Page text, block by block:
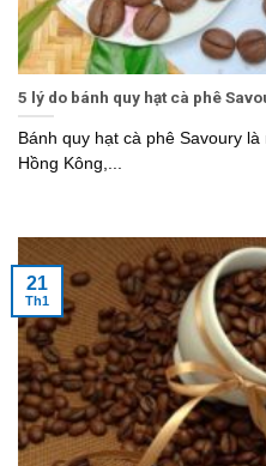
5 lý do bánh quy hạt cà phê
Bánh quy hạt cà phê Savoury
Hồng Kông,...
21
Th1